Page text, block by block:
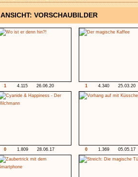
ANSICHT: VORSCHAUBILDER
1 4.115 26.06.20 1 4.340 25.03.20
0 1.809 28.06.17 0 1.369 05.05.17